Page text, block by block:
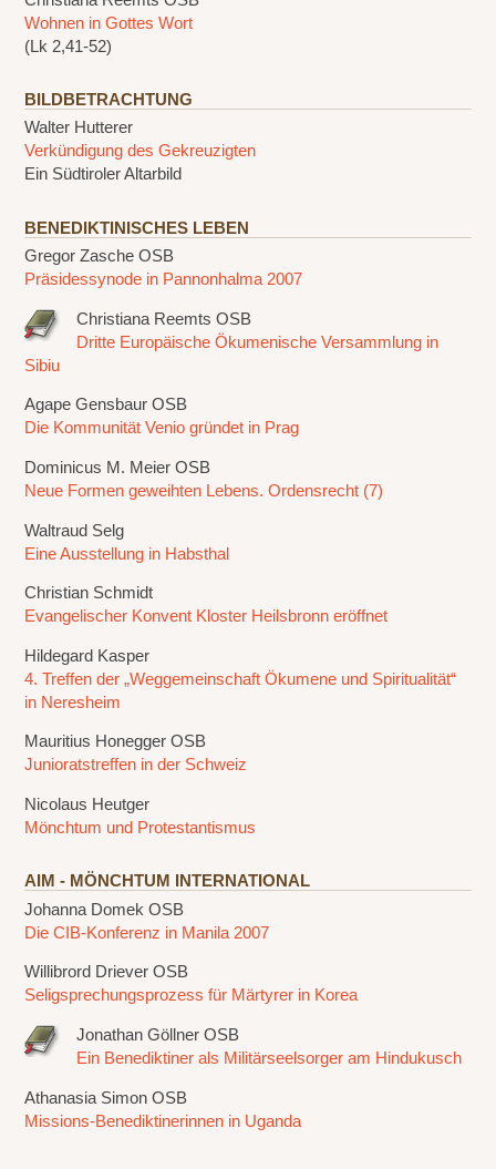
Wohnen in Gottes Wort
(Lk 2,41-52)
BILDBETRACHTUNG
Walter Hutterer
Verkündigung des Gekreuzigten
Ein Südtiroler Altarbild
BENEDIKTINISCHES LEBEN
Gregor Zasche OSB
Präsidessynode in Pannonhalma 2007
Christiana Reemts OSB
Dritte Europäische Ökumenische Versammlung in
Sibiu
Agape Gensbaur OSB
Die Kommunität Venio gründet in Prag
Dominicus M. Meier OSB
Neue Formen geweihten Lebens. Ordensrecht (7)
Waltraud Selg
Eine Ausstellung in Habsthal
Christian Schmidt
Evangelischer Konvent Kloster Heilsbronn eröffnet
Hildegard Kasper
4. Treffen der „Weggemeinschaft Ökumene und Spiritualität“
in Neresheim
Mauritius Honegger OSB
Junioratstreffen in der Schweiz
Nicolaus Heutger
Mönchtum und Protestantismus
AIM - MÖNCHTUM INTERNATIONAL
Johanna Domek OSB
Die CIB-Konferenz in Manila 2007
Willibrord Driever OSB
Seligsprechungsprozess für Märtyrer in Korea
Jonathan Göllner OSB
Ein Benediktiner als Militärseelsorger am Hindukusch
Athanasia Simon OSB
Missions-Benediktinerinnen in Uganda